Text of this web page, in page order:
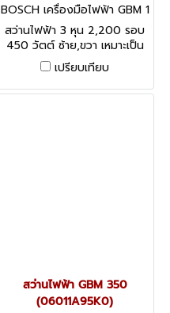
BOSCH เครื่องมือไฟฟ้า GBM 1
0 RE (06014735K0)
สว่านไฟฟ้า 3 หุน 2,200 รอบ
450 วัตต์ ซ้าย,ขวา เหมาะเป็น
พิเศษสำหรับการเจาะรูที่มีขนาด
ถึง 10 มม. ในเหล็กกล้า
เปรียบเทียบ
สว่านไฟฟ้า GBM 350
(06011A95K0)